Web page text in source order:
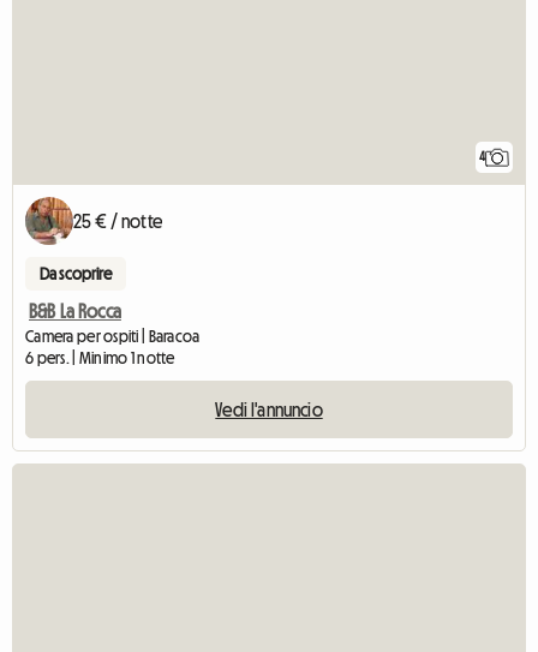
4
25 € / notte
Da scoprire
B&B La Rocca
Camera per ospiti | Baracoa
6 pers. | Minimo 1 notte
Vedi l'annuncio